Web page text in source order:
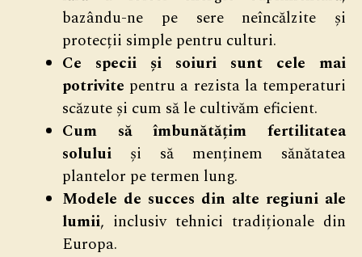
bazându-ne pe sere neîncălzite și
protecții simple pentru culturi.
Ce specii și soiuri sunt cele mai
potrivite pentru a rezista la temperaturi
scăzute și cum să le cultivăm eficient.
Cum să îmbunătățim fertilitatea
solului și să menținem sănătatea
plantelor pe termen lung.
Modele de succes din alte regiuni ale
lumii, inclusiv tehnici tradiționale din
Europa.